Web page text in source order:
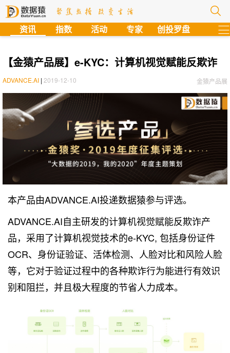
资讯 指数 活动 专家 创投罗盘
【金猿产品展】e-KYC：计算机视觉赋能反欺诈
金猿产品展
ADVANCE.AI | 2019-12-10
本产品由ADVANCE.AI投递数据猿参与评选。
ADVANCE.AI自主研发的计算机视觉赋能反欺诈产
品，采用了计算机视觉技术的e-KYC, 包括身份证件
OCR、身份证验证、活体检测、人脸对比和风险人脸
等，它对于验证过程中的各种欺诈行为能进行有效识
别和阻拦，并且极大程度的节省人力成本。